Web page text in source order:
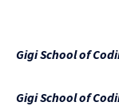
Gigi School of
Gigi School of